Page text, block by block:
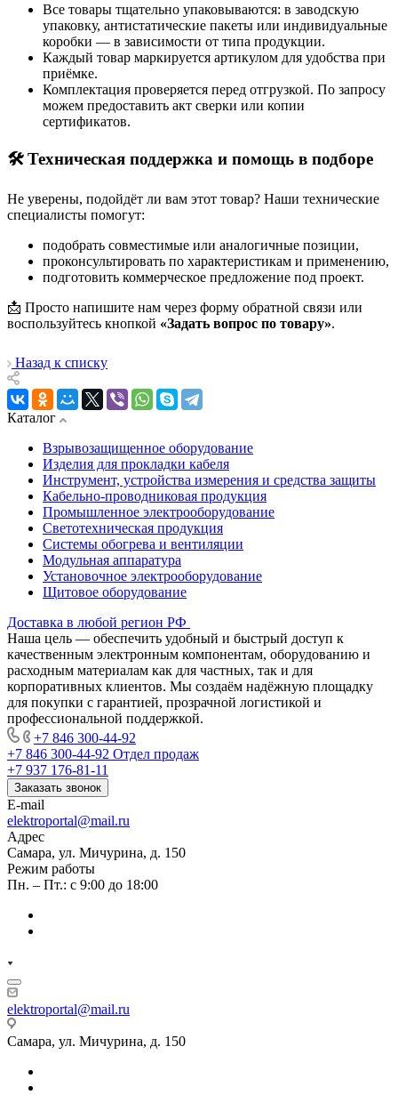
Все товары тщательно упаковываются: в заводскую
упаковку, антистатические пакеты или индивидуальные
коробки — в зависимости от типа продукции.
Каждый товар маркируется артикулом для удобства при
приёмке.
Комплектация проверяется перед отгрузкой. По запросу
можем предоставить акт сверки или копии
сертификатов.
🛠 Техническая поддержка и помощь в подборе
Не уверены, подойдёт ли вам этот товар? Наши технические
специалисты помогут:
подобрать совместимые или аналогичные позиции,
проконсультировать по характеристикам и применению,
подготовить коммерческое предложение под проект.
📩 Просто напишите нам через форму обратной связи или
воспользуйтесь кнопкой «Задать вопрос по товару».
Назад к списку
Каталог
Взрывозащищенное оборудование
Изделия для прокладки кабеля
Инструмент, устройства измерения и средства защиты
Кабельно-проводниковая продукция
Промышленное электрооборудование
Светотехническая продукция
Системы обогрева и вентиляции
Модульная аппаратура
Установочное электрооборудование
Щитовое оборудование
Доставка в любой регион РФ
Наша цель — обеспечить удобный и быстрый доступ к
качественным электронным компонентам, оборудованию и
расходным материалам как для частных, так и для
корпоративных клиентов. Мы создаём надёжную площадку
для покупки с гарантией, прозрачной логистикой и
профессиональной поддержкой.
+7 846 300-44-92
+7 846 300-44-92 Отдел продаж
+7 937 176-81-11
Заказать звонок
E-mail
elektroportal@mail.ru
Адрес
Самара, ул. Мичурина, д. 150
Режим работы
Пн. – Пт.: с 9:00 до 18:00
elektroportal@mail.ru
Самара, ул. Мичурина, д. 150